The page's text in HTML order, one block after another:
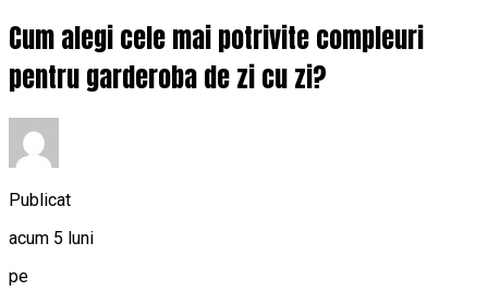
Cum alegi cele mai potrivite compleuri
pentru garderoba de zi cu zi?
Publicat
acum 5 luni
pe